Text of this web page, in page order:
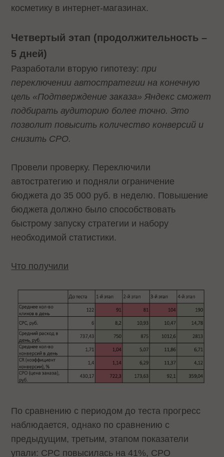
косметику в интернет-магазинах.
Четвертый этап (продолжительность –
5 дней)
Разработали вторую гипотезу:при
переключении автостратегии на конечную
цель «Подтверждение заказа» Яндекс сможет
подбирать аудиторию более точно. Это
позволит повысить количество конверсий и
снизить СРО.
Провели проверку. Переключили
автостратегию и подняли ограничение
бюджета до 35 000 руб. в неделю. Повышение
бюджета должно было способствовать
быстрому запуску стратегии и набору
необходимой статистики.
Что получили
По сравнению с периодом до теста прогресс
наблюдается, однако по сравнению с
предыдущим, третьим, этапом показатели
упали: CPC повысилась на 41%, CPO